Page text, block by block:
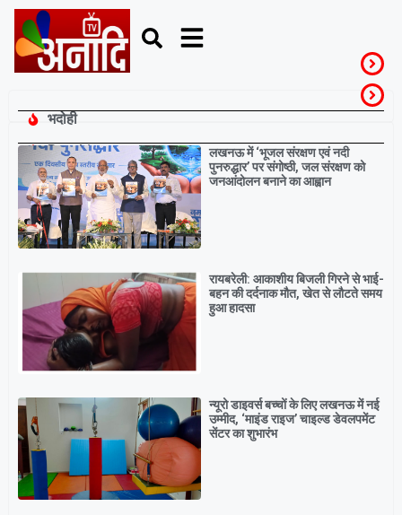
भदोही
Breaking
लखनऊ में ‘भूजल संरक्षण एवं नदी
पुनरुद्धार’ पर संगोष्ठी, जल संरक्षण को
जनआंदोलन बनाने का आह्वान
रायबरेली: आकाशीय बिजली गिरने से भाई-
बहन की दर्दनाक मौत, खेत से लौटते समय
हुआ हादसा
न्यूरो डाइवर्स बच्चों के लिए लखनऊ में नई
उम्मीद, ‘माइंड राइज’ चाइल्ड डेवलपमेंट
सेंटर का शुभारंभ